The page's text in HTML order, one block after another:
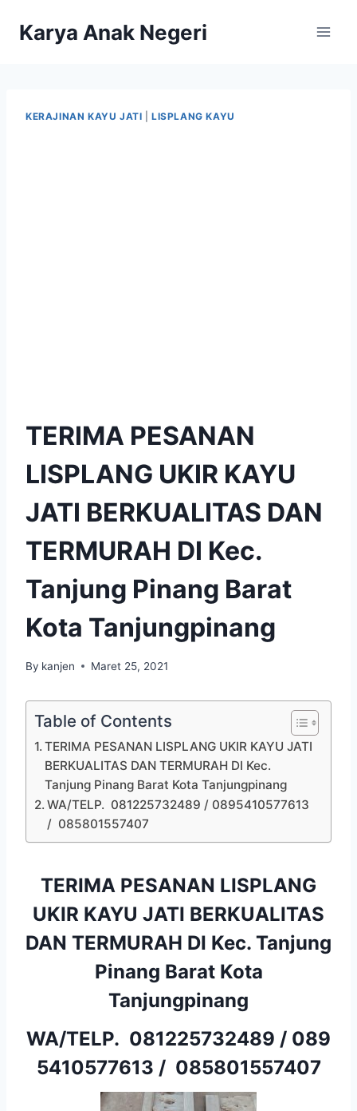
Karya Anak Negeri
KERAJINAN KAYU JATI |LISPLANG KAYU
TERIMA PESANAN
LISPLANG UKIR KAYU
JATI BERKUALITAS DAN
TERMURAH DI Kec.
Tanjung Pinang Barat
Kota Tanjungpinang
By kanjen Maret 25, 2021
Table of Contents
TERIMA PESANAN LISPLANG UKIR KAYU JATI
BERKUALITAS DAN TERMURAH DI Kec.
Tanjung Pinang Barat Kota Tanjungpinang
WA/TELP. 081225732489 / 0895410577613
/ 085801557407
TERIMA PESANAN LISPLANG
UKIR KAYU JATI BERKUALITAS
DAN TERMURAH DI Kec. Tanjung
Pinang Barat Kota
Tanjungpinang
WA/TELP. 081225732489 / 089
5410577613 / 085801557407